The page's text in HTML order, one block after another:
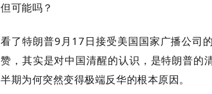
但可能吗？
看了特朗普9月17日接受美国国家广播公司
赞，其实是对中国清醒的认识，是特朗普的
半期为何突然变得极端反华的根本原因。